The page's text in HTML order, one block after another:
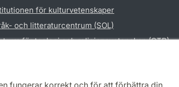
fungerar korrekt och för att förbättra din
för kulturvetenskaper
och litteraturcentrum (SOL)
för teologi och religionsvetenskap (CTR)